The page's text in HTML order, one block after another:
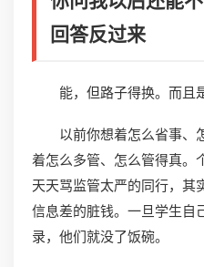
回答反过来
能，但路子得换。而且
以前你想着怎么省事、
着怎么多管、怎么管得真。
天天骂监管太严的同行，
信息差的脏钱。一旦学生自
录，他们就没了饭碗。